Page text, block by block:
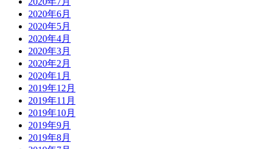
2020年6月
2020年5月
2020年4月
2020年3月
2020年2月
2020年1月
2019年12月
2019年11月
2019年10月
2019年9月
2019年8月